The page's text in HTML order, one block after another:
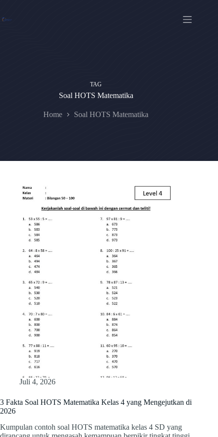
content
TAG
Soal HOTS Matematika
Home Soal HOTS Matematika
Juli 4, 2026
3 Fakta Soal HOTS Matematika Kelas 4 yang Mengejutkan di
2026
Kumpulan contoh soal HOTS matematika kelas 4 SD yang